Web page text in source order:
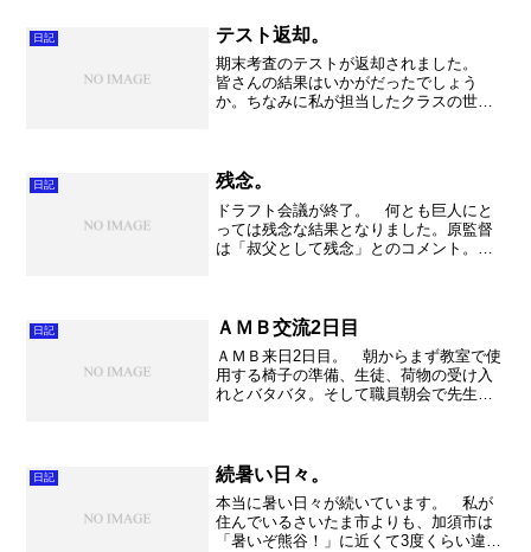
てアップしたいと思います...
日記 テスト返却。
期末考査のテストが返却されました。
皆さんの結果はいかがだったでしょう
か。ちなみに私が担当したクラスの世界
こっちも気合いを入れてま...
日記 残念。
ドラフト会議が終了。 何とも巨人にと
っては残念な結果となりました。原監督
は「叔父として残念」とのコメント。フ
できたのですから、今年も色...
日記 ＡＭＢ交流2日目
ＡＭＢ来日2日目。 朝からまず教室で使
用する椅子の準備、生徒、荷物の受け入
れとバタバタ。そして職員朝会で先生
晴らしいスピーチでした。...
日記 続暑い日々。
本当に暑い日々が続いています。 私が
住んでいるさいたま市よりも、加須市は
「暑いぞ熊谷！」に近くて3度くらい違う